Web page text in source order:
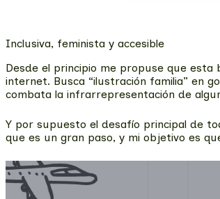
Inclusiva, feminista y accesible
Desde el principio me propuse que esta
internet. Busca “ilustración familia” en
combata la infrarrepresentación de
Y por supuesto el desafío principal de
que es un gran paso, y mi objetivo es